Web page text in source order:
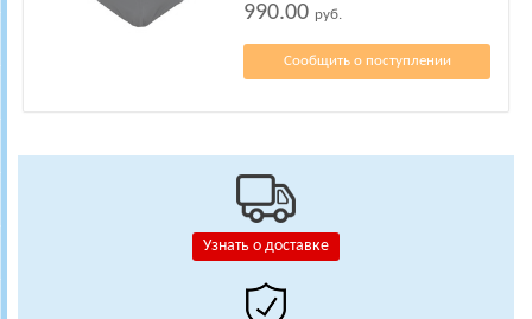
Узнать о доставке
990.00 руб.
Сообщить о поступлении